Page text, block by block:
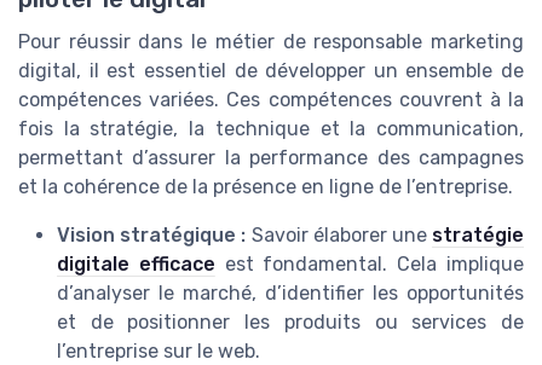
Pour réussir dans le métier de responsable marketing
digital, il est essentiel de développer un ensemble de
compétences variées. Ces compétences couvrent à la
fois la stratégie, la technique et la communication,
permettant d’assurer la performance des campagnes
et la cohérence de la présence en ligne de l’entreprise.
Vision stratégique : Savoir élaborer une stratégie
digitale efficace est fondamental. Cela implique
d’analyser le marché, d’identifier les opportunités
et de positionner les produits ou services de
l’entreprise sur le web.